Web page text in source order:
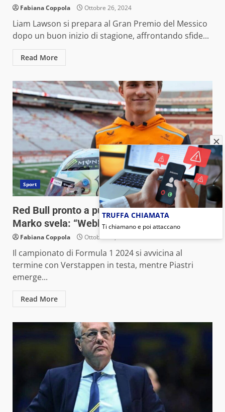
Fabiana Coppola Ottobre 26, 2024
Liam Lawson si prepara al Gran Premio del Messico
dopo un buon inizio di stagione, affrontando sfide...
Read More
Sport
Red Bull pronto a puntare su Oscar Piastri?
Marko svela: “Webber ha qualcosa da dire…”
Fabiana Coppola Ottobre 26, 2024
Il campionato di Formula 1 2024 si avvicina al
termine con Verstappen in testa, mentre Piastri
emerge...
Read More
TRUFFA CHIAMATA
Ti chiamano e poi attaccano